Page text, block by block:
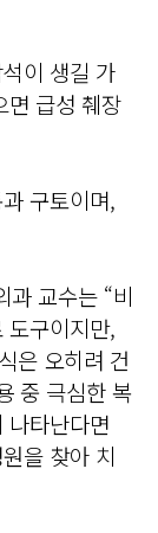
이 생길 가
면 급성 췌장
구토이며,
과 교수는 “비
도구이지만,
은 오히려 건
중 극심한 복
나타난다면
을 찾아 치